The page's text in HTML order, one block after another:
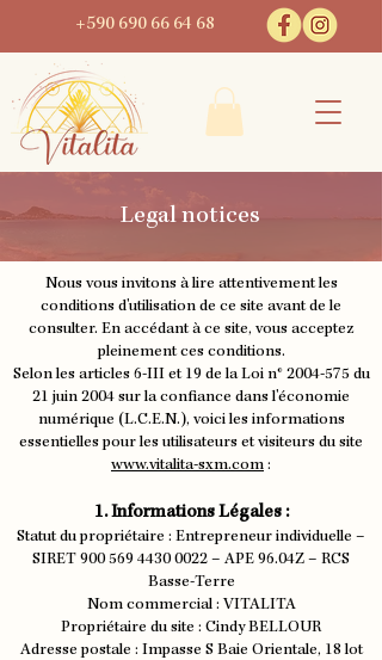
+590 690 66 64 68
Legalnotices
Nous vous invitons à lire attentivement les
conditions d'utilisation de ce site avant de le
consulter. En accédant à ce site, vous acceptez
pleinement ces conditions.
Selon les articles 6-III et 19 de la Loi n° 2004-575 du
21 juin 2004 sur la confiance dans l'économie
numérique (L.C.E.N.), voici les informations
essentielles pour les utilisateurs et visiteurs du site
www.vitalita-sxm.com :
1. Informations Légales :
Statut du propriétaire : Entrepreneur individuelle –
SIRET 900 569 4430 0022 – APE 96.04Z – RCS
Basse-Terre
Nom commercial : VITALITA
Propriétaire du site : Cindy BELLOUR
Adresse postale : Impasse S Baie Orientale, 18 lot